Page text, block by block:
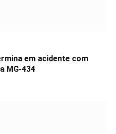
em acidente com
MG-434